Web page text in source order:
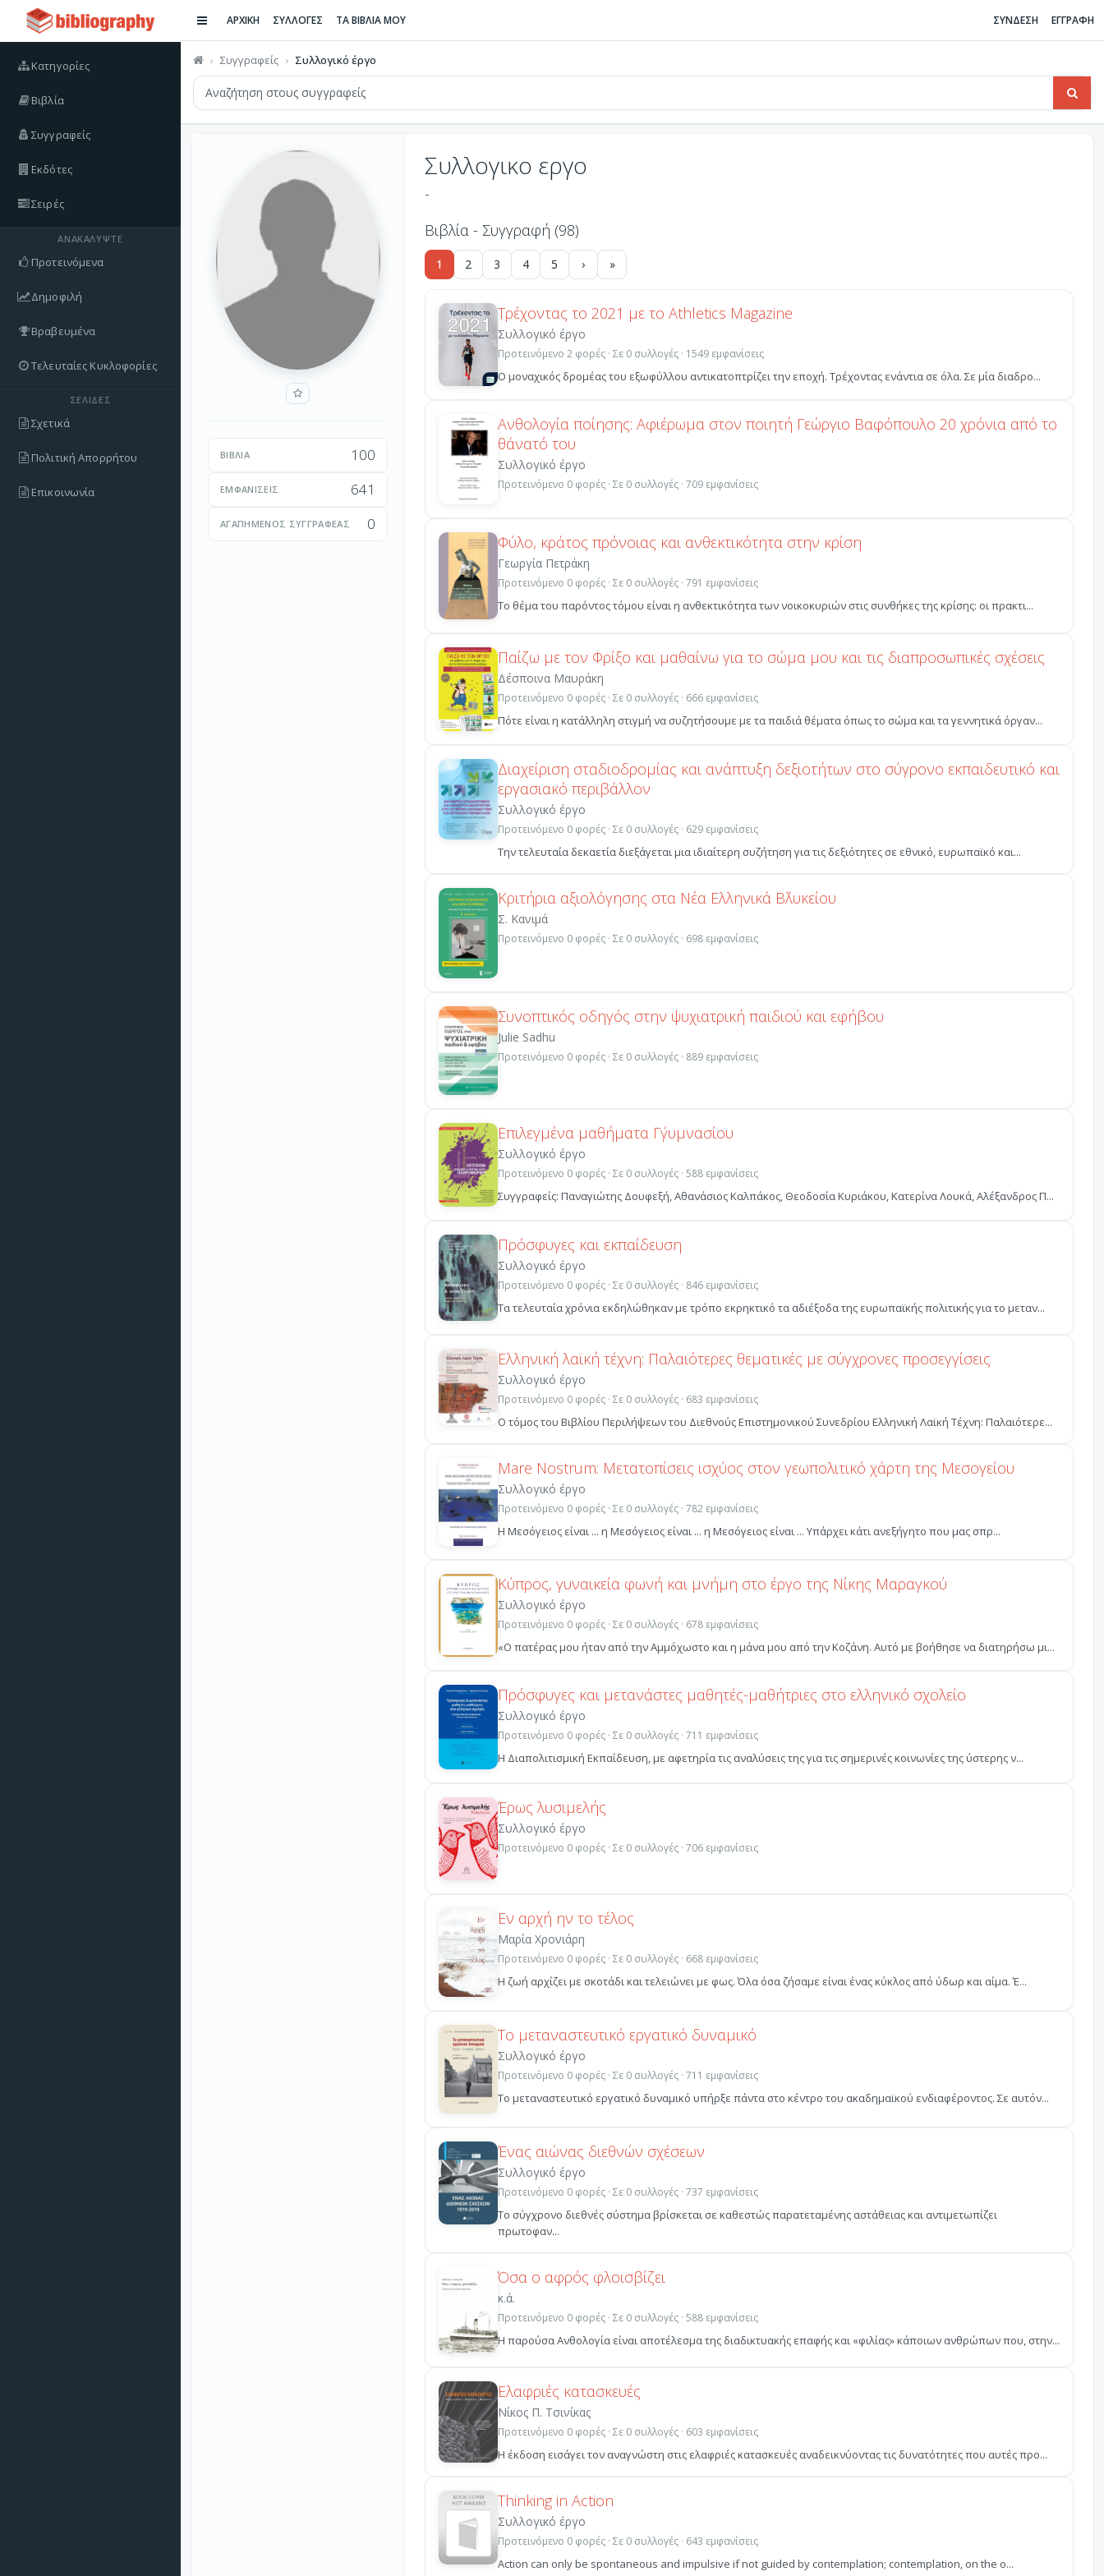
Κατηγορίες
Βιβλία
Συγγραφείς
Εκδότες
Σειρές
ΑΝΑΚΑΛΎΨΤΕ
Προτεινόμενα
Δημοφιλή
Βραβευμένα
Τελευταίες Κυκλοφορίες
ΣΕΛΊΔΕΣ
Σχετικά
Πολιτική Απορρήτου
Επικοινωνία
ΑΡΧΙΚΗ ΣΥΛΛΟΓΕΣ ΤΑ ΒΙΒΛΙΑ ΜΟΥ ΣΥΝΔΕΣΗ ΕΓΓΡΑΦΗ
Συγγραφείς Συλλογικό έργο
ΒΙΒΛΊΑ 100
ΕΜΦΑΝΊΣΕΙΣ 641
ΑΓΑΠΗΜΈΝΟΣ ΣΥΓΓΡΑΦΈΑΣ 0
Συλλογικο εργο
-
Βιβλία - Συγγραφή (98)
1 2 3 4 5 › »
Τρέχοντας το 2021 με το Athletics Magazine
Συλλογικό έργο
Προτεινόμενο 2 φορές · Σε 0 συλλογές · 1549 εμφανίσεις
Ο μοναχικός δρομέας του εξωφύλλου αντικατοπτρίζει την εποχή. Τρέχοντας ενάντια σε όλα. Σε μία διαδρο...
Ανθολογία ποίησης: Αφιέρωμα στον ποιητή Γεώργιο Βαφόπουλο 20 χρόνια από το
θάνατό του
Συλλογικό έργο
Προτεινόμενο 0 φορές · Σε 0 συλλογές · 709 εμφανίσεις
Φύλο, κράτος πρόνοιας και ανθεκτικότητα στην κρίση
Γεωργία Πετράκη
Προτεινόμενο 0 φορές · Σε 0 συλλογές · 791 εμφανίσεις
Το θέμα του παρόντος τόμου είναι η ανθεκτικότητα των νοικοκυριών στις συνθήκες της κρίσης: οι πρακτι...
Παίζω με τον Φρίξο και μαθαίνω για το σώμα μου και τις διαπροσωπικές σχέσεις
Δέσποινα Μαυράκη
Προτεινόμενο 0 φορές · Σε 0 συλλογές · 666 εμφανίσεις
Πότε είναι η κατάλληλη στιγμή να συζητήσουμε με τα παιδιά θέματα όπως το σώμα και τα γεννητικά όργαν...
Διαχείριση σταδιοδρομίας και ανάπτυξη δεξιοτήτων στο σύγρονο εκπαιδευτικό και
εργασιακό περιβάλλον
Συλλογικό έργο
Προτεινόμενο 0 φορές · Σε 0 συλλογές · 629 εμφανίσεις
Την τελευταία δεκαετία διεξάγεται μια ιδιαίτερη συζήτηση για τις δεξιότητες σε εθνικό, ευρωπαϊκό και...
Κριτήρια αξιολόγησης στα Νέα Ελληνικά Β΄λυκείου
Σ. Κανιμά
Προτεινόμενο 0 φορές · Σε 0 συλλογές · 698 εμφανίσεις
Συνοπτικός οδηγός στην ψυχιατρική παιδιού και εφήβου
Julie Sadhu
Προτεινόμενο 0 φορές · Σε 0 συλλογές · 889 εμφανίσεις
Επιλεγμένα μαθήματα Γ΄γυμνασίου
Συλλογικό έργο
Προτεινόμενο 0 φορές · Σε 0 συλλογές · 588 εμφανίσεις
Συγγραφείς: Παναγιώτης Δουφεξή, Αθανάσιος Καλπάκος, Θεοδοσία Κυριάκου, Κατερίνα Λουκά, Αλέξανδρος Π...
Πρόσφυγες και εκπαίδευση
Συλλογικό έργο
Προτεινόμενο 0 φορές · Σε 0 συλλογές · 846 εμφανίσεις
Τα τελευταία χρόνια εκδηλώθηκαν με τρόπο εκρηκτικό τα αδιέξοδα της ευρωπαϊκής πολιτικής για το μεταν...
Ελληνική λαϊκή τέχνη: Παλαιότερες θεματικές με σύγχρονες προσεγγίσεις
Συλλογικό έργο
Προτεινόμενο 0 φορές · Σε 0 συλλογές · 683 εμφανίσεις
Ο τόμος του Βιβλίου Περιλήψεων του Διεθνούς Επιστημονικού Συνεδρίου Ελληνική Λαϊκή Τέχνη: Παλαιότερε...
Mare Nostrum: Μετατοπίσεις ισχύος στον γεωπολιτικό χάρτη της Μεσογείου
Συλλογικό έργο
Προτεινόμενο 0 φορές · Σε 0 συλλογές · 782 εμφανίσεις
Η Μεσόγειος είναι ... η Μεσόγειος είναι ... η Μεσόγειος είναι ... Υπάρχει κάτι ανεξήγητο που μας σπρ...
Κύπρος, γυναικεία φωνή και μνήμη στο έργο της Νίκης Μαραγκού
Συλλογικό έργο
Προτεινόμενο 0 φορές · Σε 0 συλλογές · 678 εμφανίσεις
«Ο πατέρας μου ήταν από την Αμμόχωστο και η μάνα μου από την Κοζάνη. Αυτό με βοήθησε να διατηρήσω μι...
Πρόσφυγες και μετανάστες μαθητές-μαθήτριες στο ελληνικό σχολείο
Συλλογικό έργο
Προτεινόμενο 0 φορές · Σε 0 συλλογές · 711 εμφανίσεις
Η Διαπολιτισμική Εκπαίδευση, με αφετηρία τις αναλύσεις της για τις σημερινές κοινωνίες της ύστερης ν...
Έρως λυσιμελής
Συλλογικό έργο
Προτεινόμενο 0 φορές · Σε 0 συλλογές · 706 εμφανίσεις
Εν αρχή ην το τέλος
Μαρία Χρονιάρη
Προτεινόμενο 0 φορές · Σε 0 συλλογές · 668 εμφανίσεις
Η ζωή αρχίζει με σκοτάδι και τελειώνει με φως. Όλα όσα ζήσαμε είναι ένας κύκλος από ύδωρ και αίμα. Έ...
Το μεταναστευτικό εργατικό δυναμικό
Συλλογικό έργο
Προτεινόμενο 0 φορές · Σε 0 συλλογές · 711 εμφανίσεις
Το μεταναστευτικό εργατικό δυναμικό υπήρξε πάντα στο κέντρο του ακαδημαϊ­κού ενδιαφέροντος. Σε αυτόν...
Ένας αιώνας διεθνών σχέσεων
Συλλογικό έργο
Προτεινόμενο 0 φορές · Σε 0 συλλογές · 737 εμφανίσεις
Το σύγχρονο διεθνές σύστημα βρίσκεται σε καθεστώς παρατεταμένης αστάθειας και αντιμετωπίζει
πρωτοφαν...
Όσα ο αφρός φλοισβίζει
κ.ά.
Προτεινόμενο 0 φορές · Σε 0 συλλογές · 588 εμφανίσεις
Η παρούσα Ανθολογία είναι αποτέλεσμα της διαδικτυακής επαφής και «φιλίας» κάποιων ανθρώπων που, στην...
Ελαφριές κατασκευές
Νίκος Π. Τσινίκας
Προτεινόμενο 0 φορές · Σε 0 συλλογές · 603 εμφανίσεις
Η έκδοση εισάγει τον αναγνώστη στις ελαφριές κατασκευές αναδεικνύοντας τις δυνατότητες που αυτές προ...
Thinking in Action
Συλλογικό έργο
Προτεινόμενο 0 φορές · Σε 0 συλλογές · 643 εμφανίσεις
Action can only be spontaneous and impulsive if not guided by contemplation; contemplation, on the o...